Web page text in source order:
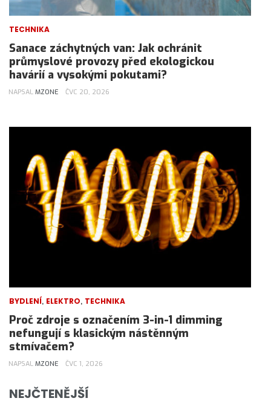
TECHNIKA
Sanace záchytných van: Jak ochránit
průmyslové provozy před ekologickou
havárií a vysokými pokutami?
NAPSAL MZONE ČVC 20, 2026
BYDLENÍ, ELEKTRO, TECHNIKA
Proč zdroje s označením 3-in-1 dimming
nefungují s klasickým nástěnným
stmívačem?
NAPSAL MZONE ČVC 1, 2026
NEJČTENĚJŠÍ